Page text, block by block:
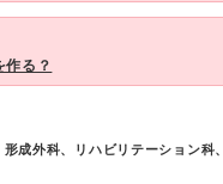
作る？
形成外科、リハビリテーション科